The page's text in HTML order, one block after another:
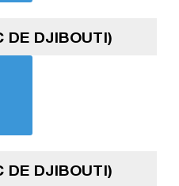
DE DJIBOUTI)
DE DJIBOUTI)